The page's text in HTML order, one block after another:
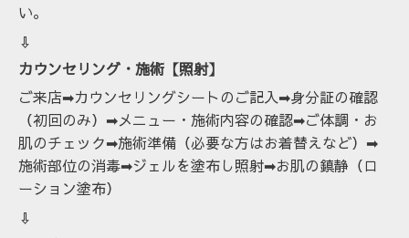
い。
⇩
カウンセリング・施術【照射】
ご来店➡カウンセリングシートのご記入➡身分証の確認
（初回のみ）➡メニュー・施術内容の確認➡ご体調・お
肌のチェック➡施術準備（必要な方はお着替えなど）➡
施術部位の消毒➡ジェルを塗布し照射➡お肌の鎮静（ロ
ーション塗布）
⇩